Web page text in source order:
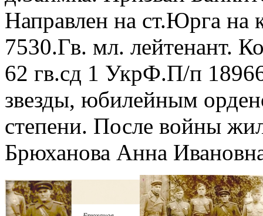
Направлен на ст.Юрга на
7530.Гв. мл. лейтенант.
62 гв.сд 1 УкрФ.П/п
звезды, юбилейным
степени. После войны
Брюханова Анна